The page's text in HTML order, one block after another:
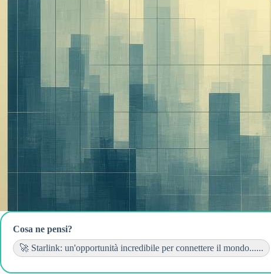
Cosa ne pensi?
🚀 Starlink: un'opportunità incredibile per connettere il mondo......